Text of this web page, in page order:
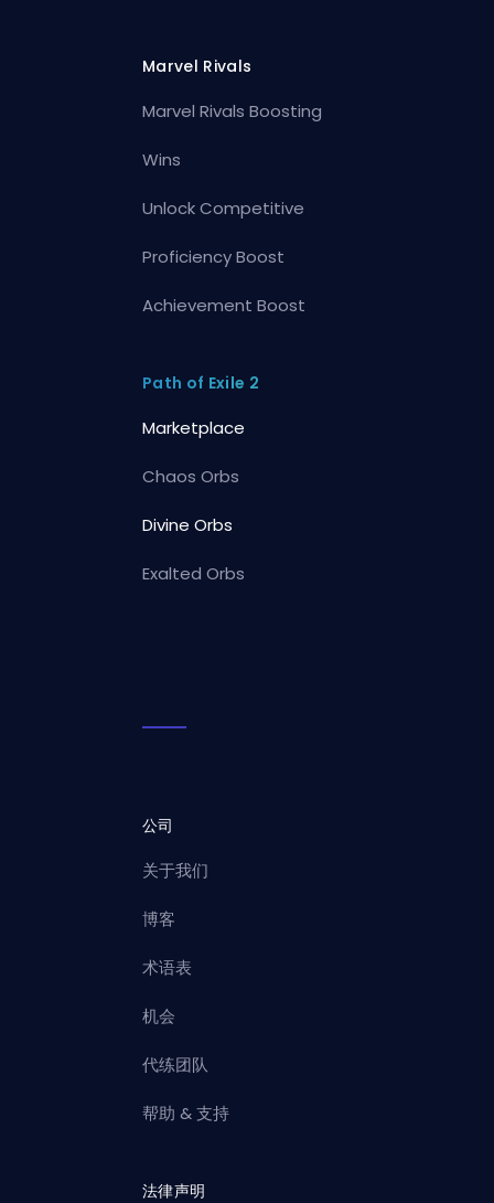
Marvel Rivals
Marvel Rivals Boosting
Wins
Unlock Competitive
Proficiency Boost
Achievement Boost
Path of Exile 2
Marketplace
Chaos Orbs
Divine Orbs
Exalted Orbs
公司
关于我们
博客
术语表
机会
代练团队
帮助 & 支持
法律声明